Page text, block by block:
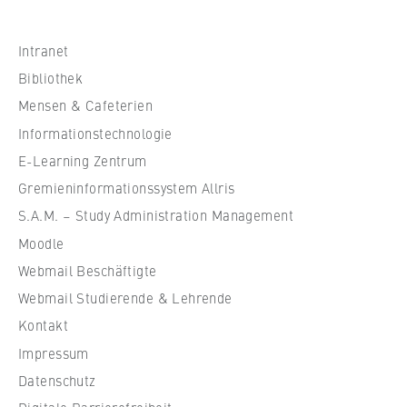
s
c
u
l
e
f
i
r
t
c
h
Intranet
Bibliothek
Mensen & Cafeterien
Informationstechnologie
E-Learning Zentrum
Gremieninformationssystem Allris
S.A.M. – Study Administration Management
Moodle
Webmail Beschäftigte
Webmail Studierende & Lehrende
Kontakt
Impressum
Datenschutz